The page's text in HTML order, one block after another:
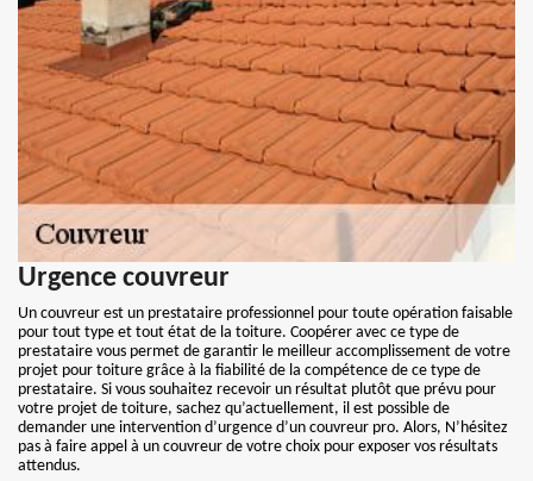
Urgence couvreur
Un couvreur est un prestataire professionnel pour toute opération faisable
pour tout type et tout état de la toiture. Coopérer avec ce type de
prestataire vous permet de garantir le meilleur accomplissement de votre
projet pour toiture grâce à la fiabilité de la compétence de ce type de
prestataire. Si vous souhaitez recevoir un résultat plutôt que prévu pour
votre projet de toiture, sachez qu’actuellement, il est possible de
demander une intervention d’urgence d’un couvreur pro. Alors, N’hésitez
pas à faire appel à un couvreur de votre choix pour exposer vos résultats
attendus.